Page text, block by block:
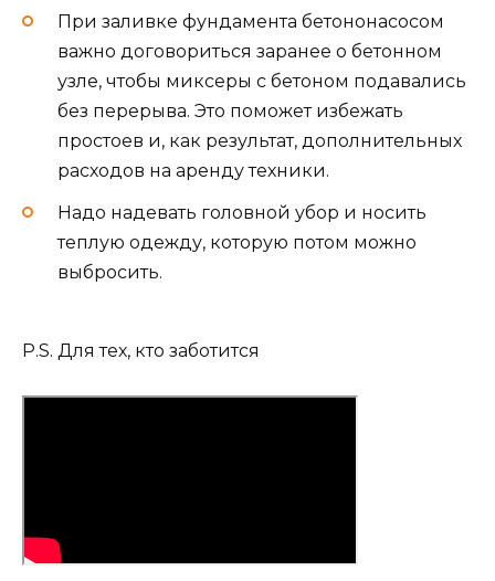
При заливке фундамента бетононасосом
важно договориться заранее о бетонном
узле, чтобы миксеры с бетоном подавались
без перерыва. Это поможет избежать
простоев и, как результат, дополнительных
расходов на аренду техники.
Надо надевать головной убор и носить
теплую одежду, которую потом можно
выбросить.
P.S. Для тех, кто заботится